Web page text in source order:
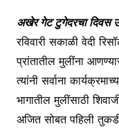
अखेर गेट टुगेदरचा दिवस
रविवारी सकाळी वेदी
प्रांतातील मुलींना
त्यांनी सर्वाना
भागातील मुलींसाठी
अजित सोबत पहिली